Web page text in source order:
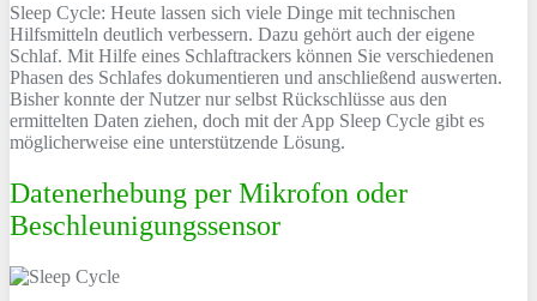
Sleep Cycle: Heute lassen sich viele Dinge mit technischen
Hilfsmitteln deutlich verbessern. Dazu gehört auch der eigene
Schlaf. Mit Hilfe eines Schlaftrackers können Sie verschiedenen
Phasen des Schlafes dokumentieren und anschließend auswerten.
Bisher konnte der Nutzer nur selbst Rückschlüsse aus den
ermittelten Daten ziehen, doch mit der App Sleep Cycle gibt es
möglicherweise eine unterstützende Lösung.
Datenerhebung per Mikrofon oder
Beschleunigungssensor